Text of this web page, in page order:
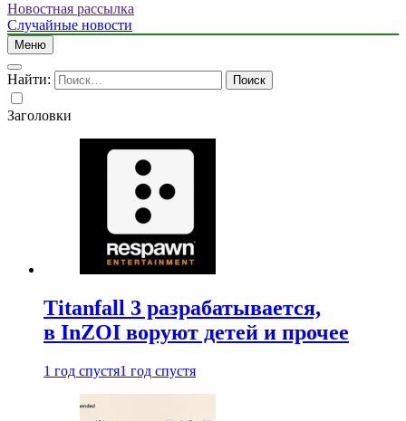
Новостная рассылка
Случайные новости
Меню
Найти:
Заголовки
Titanfall 3 разрабатывается,
в InZOI воруют детей и прочее
1 год спустя1 год спустя